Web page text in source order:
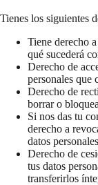
Tienes los siguientes
Tiene derecho
qué sucederá
Derecho de
personales que
Derecho de
borrar o
Si nos das tu
derecho a
datos
Derecho de
tus datos
transferirlos